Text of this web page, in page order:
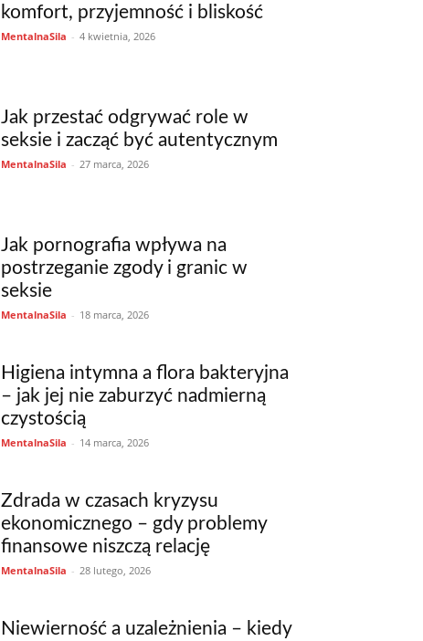
komfort, przyjemność i bliskość
MentalnaSila - 4 kwietnia, 2026
Jak przestać odgrywać role w
seksie i zacząć być autentycznym
MentalnaSila - 27 marca, 2026
Jak pornografia wpływa na
postrzeganie zgody i granic w
seksie
MentalnaSila - 18 marca, 2026
Higiena intymna a flora bakteryjna
– jak jej nie zaburzyć nadmierną
czystością
MentalnaSila - 14 marca, 2026
Zdrada w czasach kryzysu
ekonomicznego – gdy problemy
finansowe niszczą relację
MentalnaSila - 28 lutego, 2026
Niewierność a uzależnienia – kiedy